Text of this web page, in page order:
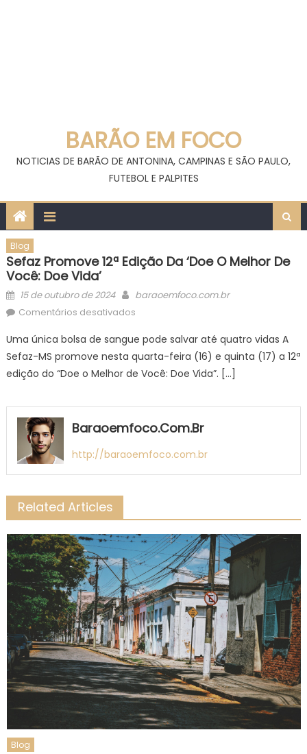
BARÃO EM FOCO
NOTICIAS DE BARÃO DE ANTONINA, CAMPINAS E SÃO PAULO,
FUTEBOL E PALPITES
Blog
Sefaz Promove 12ª Edição Da ‘Doe O Melhor De
Você: Doe Vida’
Posted
on
15 de outubro de 2024 Author
baraoemfoco.com.br
Comentários desativadosem
promove
12ª
edição
‘Doe
Melhor
de
Uma única bolsa de sangue pode salvar até quatro vidas A
Sefaz-MS promove nesta quarta-feira (16) e quinta (17) a 12ª
edição do “Doe o Melhor de Você: Doe Vida”. […]
Baraoemfoco.com.br
http://baraoemfoco.com.br
Related Articles
Blog